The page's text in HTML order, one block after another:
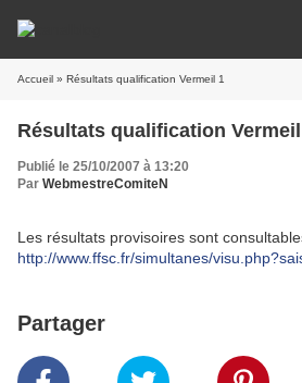
Accueil » Résultats qualification Vermeil 1
Résultats qualification
Publié le 25/10/2007 à 13:20
Par WebmestreComiteN
Les résultats provisoires sont
http://www.ffsc.fr/simultanes/
Partager